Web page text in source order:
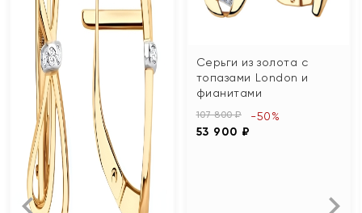
Серьги из золота с
топазами London и
фианитами
107 800 ₽
53 900 ₽
-50%